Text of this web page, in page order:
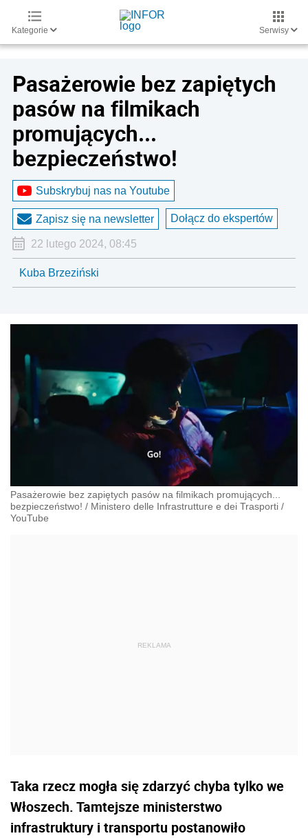
Kategorie Serwisy
Pasażerowie bez zapiętych
pasów na filmikach
promujących...
bezpieczeństwo!
Subskrybuj nas na Youtube
Zapisz się na newsletter Dołącz do ekspertów
22 lutego 2024, 08:45
Kuba Brzeziński
Pasażerowie bez zapiętych pasów na filmikach promujących...
bezpieczeństwo! / Ministero delle Infrastrutture e dei Trasporti /
YouTube
Taka rzecz mogła się zdarzyć chyba tylko we
Włoszech. Tamtejsze ministerstwo
infrastruktury i transportu postanowiło